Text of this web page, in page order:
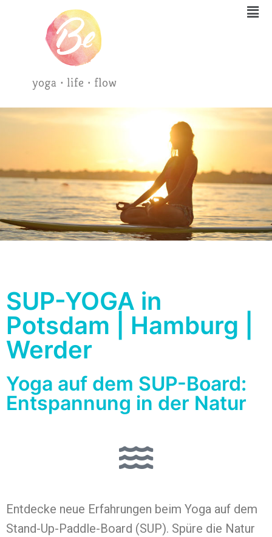
SUP-YOGA in
Potsdam | Hamburg |
Werder
Yoga auf dem SUP-Board:
Entspannung in der Natur
Entdecke neue Erfahrungen beim Yoga auf dem
Stand-Up-Paddle-Board (SUP). Spüre die Natur